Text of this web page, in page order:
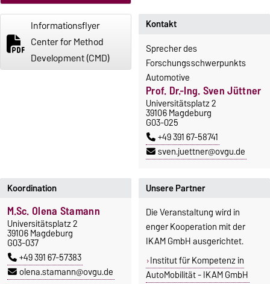
Informationsflyer
Center for Method
Development (CMD)
Kontakt
Sprecher des
Forschungsschwerpunkts
Automotive
Prof. Dr.-Ing. Sven Jüttner
Universitätsplatz 2
39106 Magdeburg
G03-025
+49 391 67-58741
sven.juettner@ovgu.de
Koordination
M.Sc. Olena Stamann
Universitätsplatz 2
39106 Magdeburg
G03-037
+49 391 67-57383
olena.stamann@ovgu.de
Unsere Partner
Die Veranstaltung wird in
enger Kooperation mit der
IKAM GmbH ausgerichtet.
Institut für Kompetenz in
AutoMobilität - IKAM GmbH